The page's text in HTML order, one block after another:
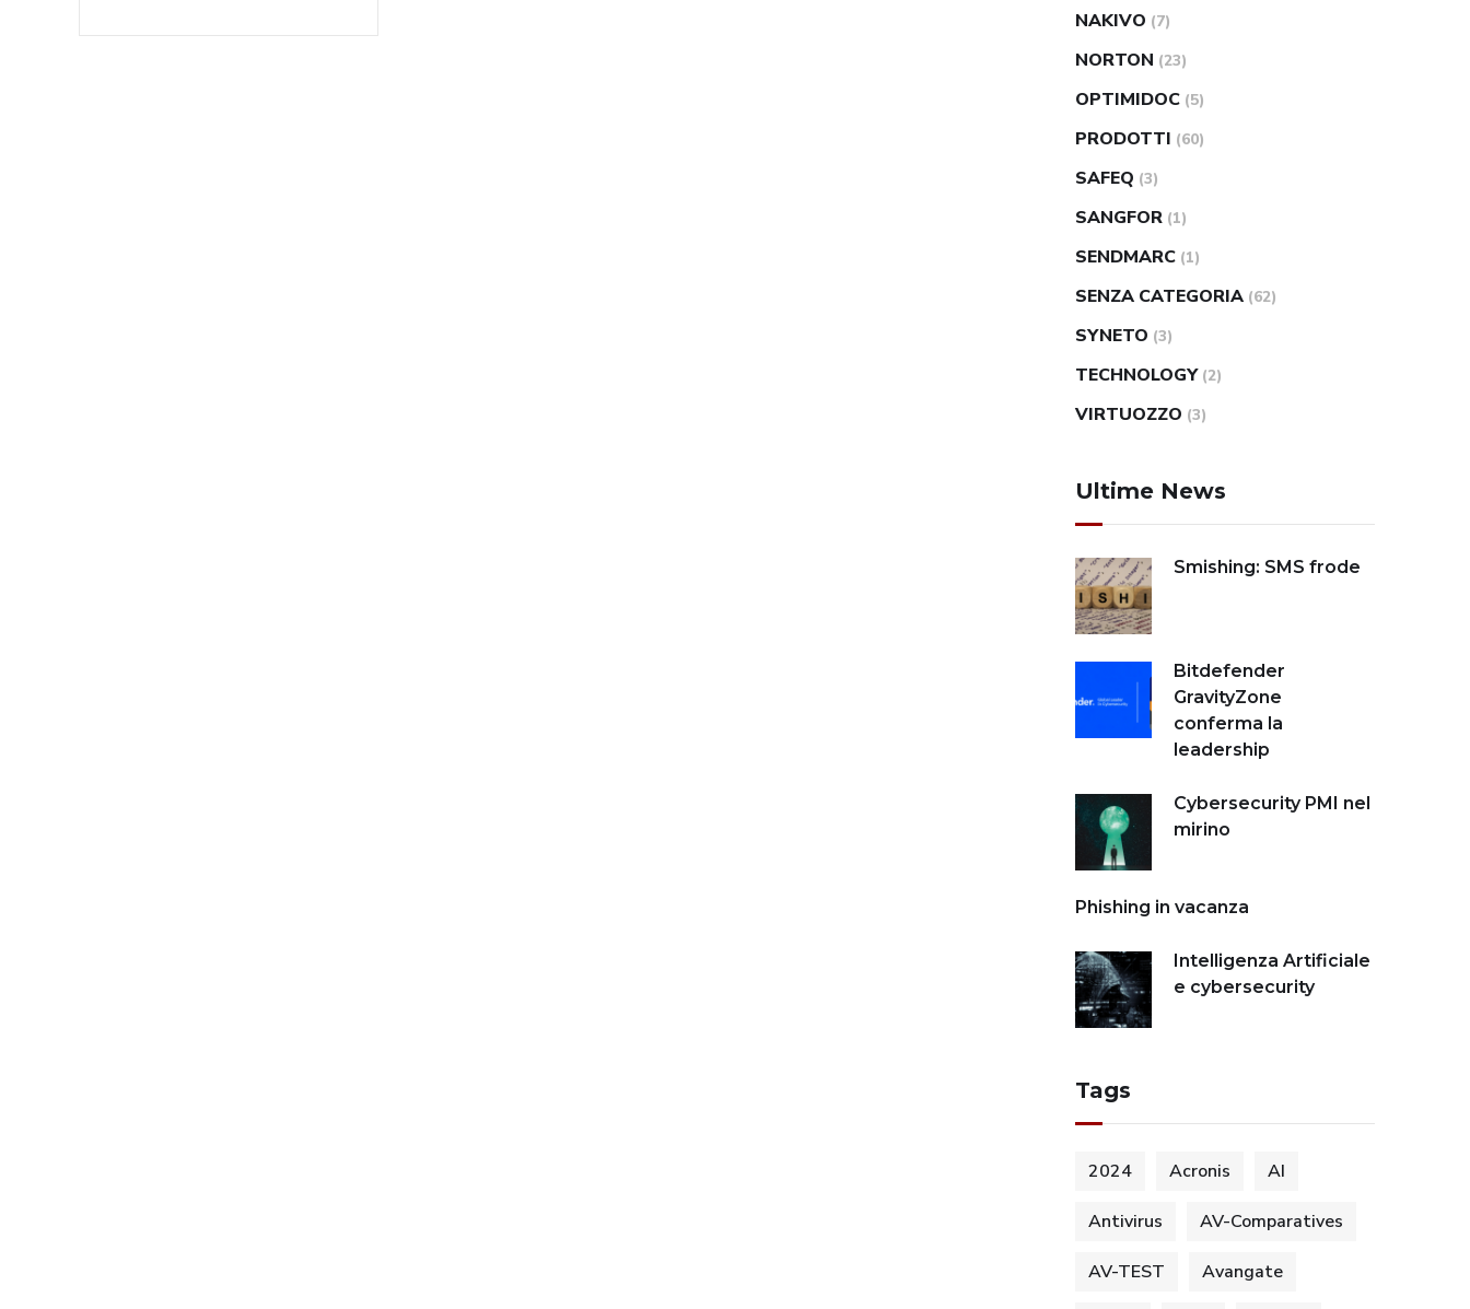
NAKIVO (7)
NORTON (23)
OPTIMIDOC (5)
PRODOTTI (60)
SAFEQ (3)
SANGFOR (1)
SENDMARC (1)
SENZA CATEGORIA (62)
SYNETO (3)
TECHNOLOGY (2)
VIRTUOZZO (3)
Ultime News
Smishing: SMS frode
Bitdefender
GravityZone
conferma la
leadership
Cybersecurity PMI nel
mirino
Phishing in vacanza
Intelligenza Artificiale
e cybersecurity
Tags
2024 Acronis AI
Antivirus AV-Comparatives
AV-TEST Avangate